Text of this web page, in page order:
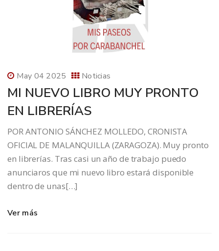
May 04 2025 Noticias
MI NUEVO LIBRO MUY PRONTO
EN LIBRERÍAS
POR ANTONIO SÁNCHEZ MOLLEDO, CRONISTA
OFICIAL DE MALANQUILLA (ZARAGOZA). Muy pronto
en librerías. Tras casi un año de trabajo puedo
anunciaros que mi nuevo libro estará disponible
dentro de unas[…]
Ver más